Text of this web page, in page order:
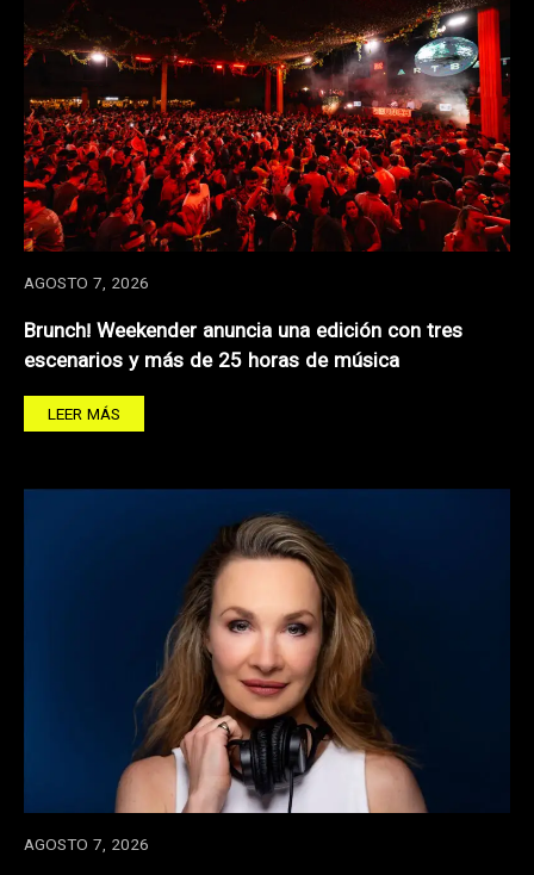
AGOSTO 7, 2026
Brunch! Weekender anuncia una edición con tres
escenarios y más de 25 horas de música
LEER MÁS
AGOSTO 7, 2026